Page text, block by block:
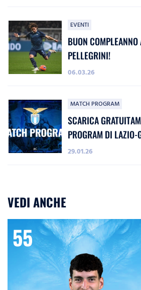
EVENTI
BUON
PELLEGRINI!
06.03.26
MATCH PROGRAM
SCARICA
PROGRAM DI LAZIO-
29.01.26
VEDI ANCHE
55